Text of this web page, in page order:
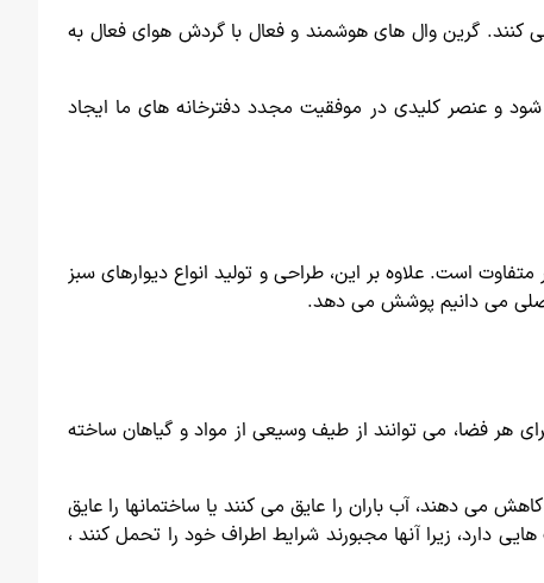
کنند. گرین وال های هوشمند و فعال با گردش هوای فعال به
و عنصر کلیدی در موفقیت مجدد دفترخانه های ما ایجاد
است. علاوه بر این، طراحی و تولید انواع دیوارهای سبز
اصلی می دانیم پوشش می دهد.
هر فضا، می توانند از طیف وسیعی از مواد و گیاهان ساخته
می دهند، آب باران را عایق می کنند یا ساختمانها را عایق
دارد، زیرا آنها مجبورند شرایط اطراف خود را تحمل کنند ،